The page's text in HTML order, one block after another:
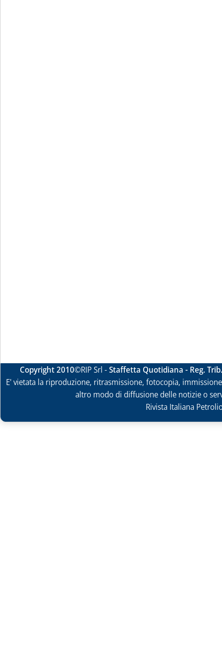
Copyright 2010©RIP Srl -Staffetta Quotidiana - Reg.
E' vietata la riproduzione, ritrasmissione, fotocopia,
altro modo di diffusione delle notizie o
Rivista Italiana